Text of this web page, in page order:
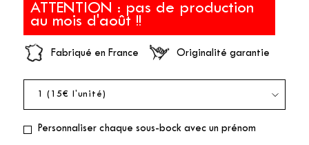
ATTENTION : pas de production
au mois d'août !!
Fabriqué en France Originalité garantie
Personnaliser chaque sous-bock avec un prénom